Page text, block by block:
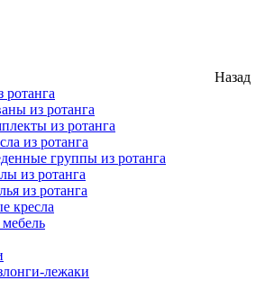
Назад
ротанга
из ротанга
из ротанга
из ротанга
группы из ротанга
из ротанга
из ротанга
кресла
лежаки